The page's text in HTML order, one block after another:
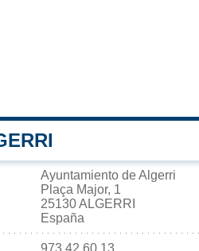
Ayuntamiento de Algerri
Plaça Major, 1
25130 ALGERRI
España
973 42 60 13